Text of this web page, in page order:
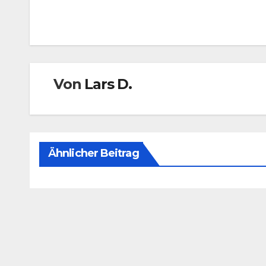
Von Lars D.
Ähnlicher Beitrag